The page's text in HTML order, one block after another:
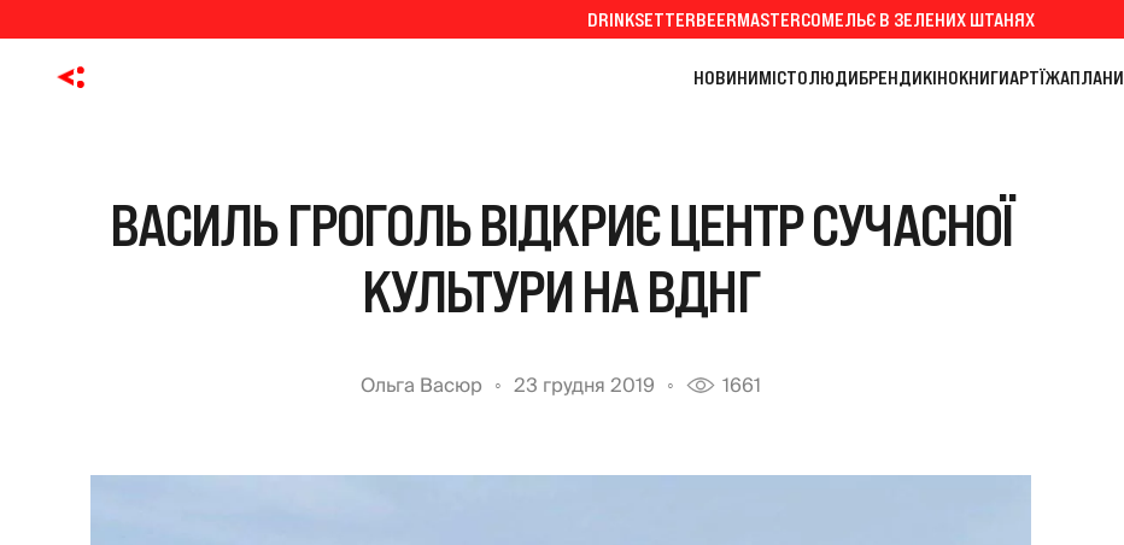
DRINKSETTERBEERMASTERСОМЕЛЬЄ В ЗЕЛЕНИХ ШТАНЯХ
НОВИНИМІСТОЛЮДИБРЕНДИКІНОКНИГИАРТЇЖАПЛАНИ
ВАСИЛЬ ГРОГОЛЬ ВІДКРИЄ ЦЕНТР СУЧАСНОЇ
КУЛЬТУРИ НА ВДНГ
Ольга Васюр 23 грудня 2019 1661